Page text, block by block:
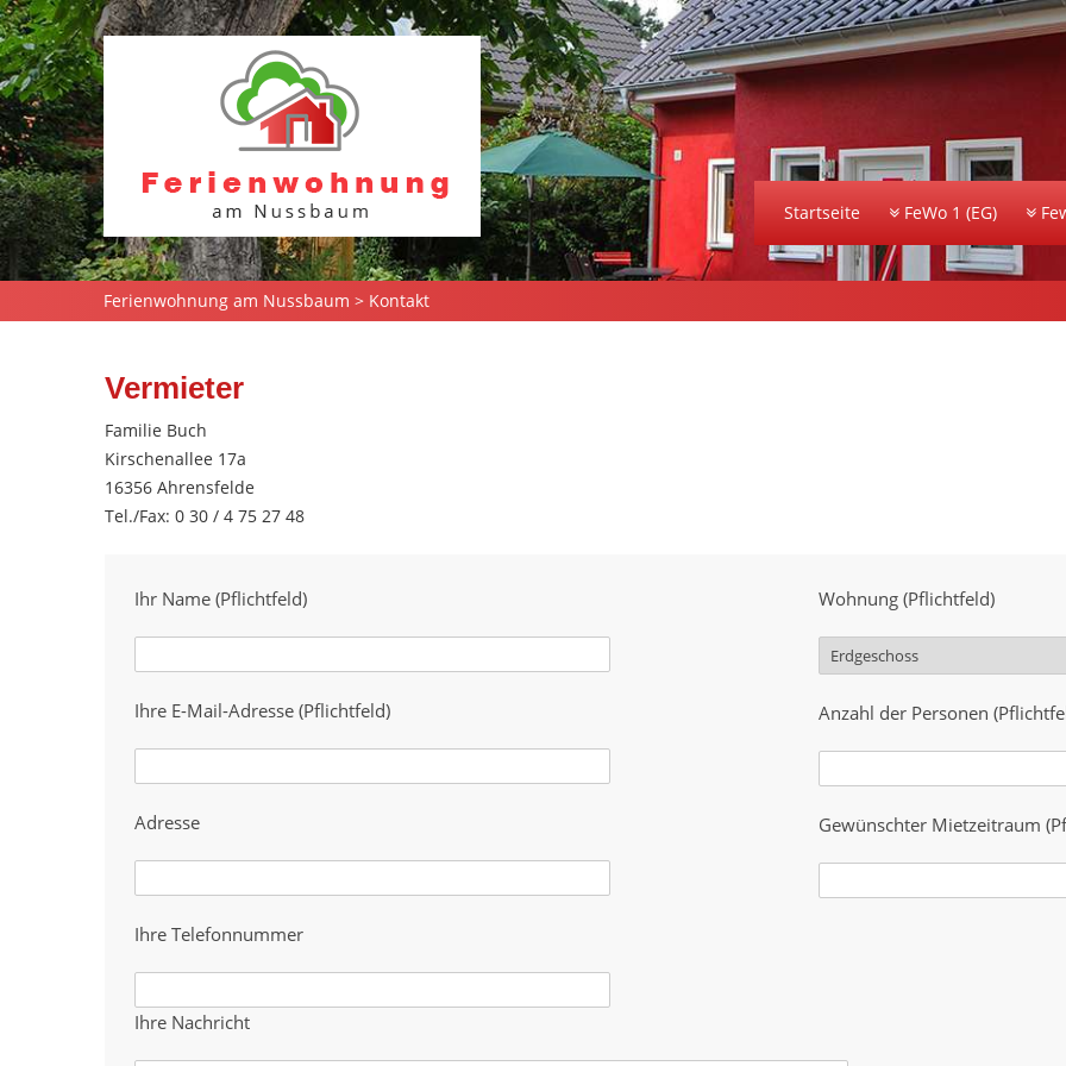
Startseite FeWo 1 (EG)
Ferienwohnung am Nussbaum > Kontakt
Vermieter
Familie Buch
Kirschenallee 17a
16356 Ahrensfelde
Tel./Fax: 0 30 / 4 75 27 48
Ihr Name (Pflichtfeld)
Ihre E-Mail-Adresse (Pflichtfeld)
Adresse
Ihre Telefonnummer
Wohnung (Pflichtfeld)
Anzahl der Personen
Gewünschter Mietzeitraum
Ihre Nachricht